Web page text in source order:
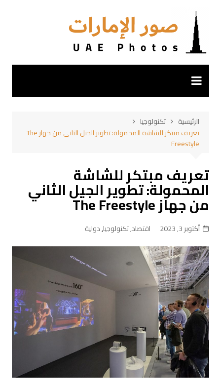
المحتوى
الرئيسية
تكنولوجيا
تعريف مبتكر للشاشة المحمولة: تطوير الجيل الثاني من جهاز The
Freestyle
تعريف مبتكر للشاشة
المحمولة: تطوير الجيل الثاني
من جهاز The Freestyle
أكتوبر 3, 2023 اقتصاد,تكنولوجيا,دولية